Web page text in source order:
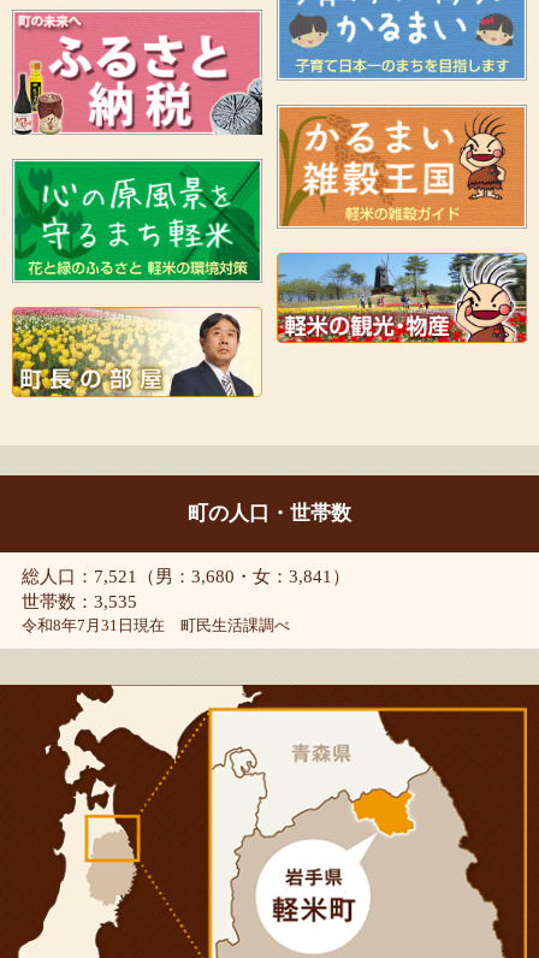
町の人口・世帯数
総人口：7,521（男：3,680・女：3,841）
世帯数：3,535
令和8年7月31日現在 町民生活課調べ